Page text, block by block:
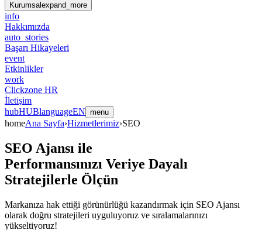
Kurumsalexpand_more
info
Hakkımızda
auto_stories
Başarı Hikayeleri
event
Etkinlikler
work
Clickzone HR
İletişim
hubHUBlanguageEN menu
homeAna Sayfa›Hizmetlerimiz›SEO
SEO Ajansı ile
Performansınızı Veriye Dayalı
Stratejilerle Ölçün
Markanıza hak ettiği görünürlüğü kazandırmak için SEO Ajansı
olarak doğru stratejileri uyguluyoruz ve sıralamalarınızı
yükseltiyoruz!